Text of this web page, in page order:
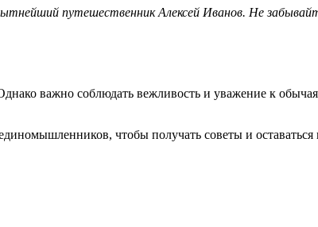
путешественник Алексей Иванов. Не
важно соблюдать вежливость и уважение к
чтобы получать советы и оставаться